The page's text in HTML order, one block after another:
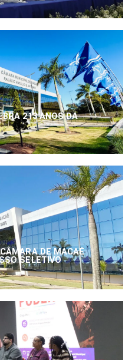
213 ANOS DA
DE MACAÉ
SELETIVO